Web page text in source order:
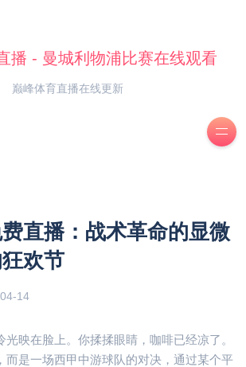
巅峰体育直播在线更新
直播：战术革命的显微
欢节
14
映在脸上。你揉揉眼睛，咖啡已经凉了。
而是一场西甲中游球队的对决，通过某个平